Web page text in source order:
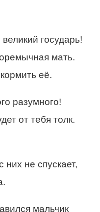
государь!
мать.
её.
разумного!
от тебя толк.
них не спускает,
мальчик